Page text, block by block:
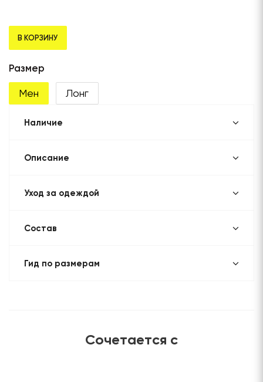
В КОРЗИНУ
Размер
Мен Лонг
Наличие
Описание
Уход за одеждой
Состав
Гид по размерам
Сочетается с